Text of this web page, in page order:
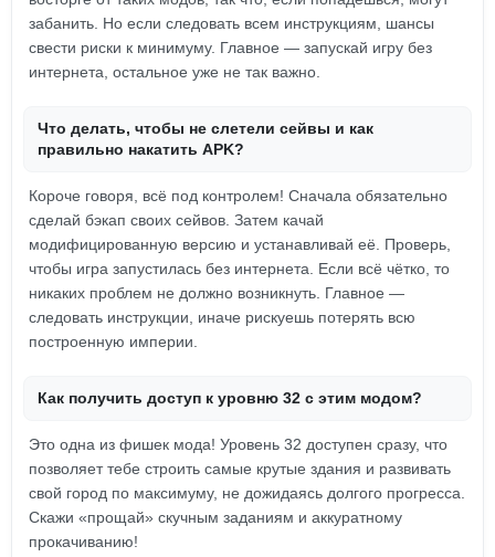
забанить. Но если следовать всем инструкциям, шансы
свести риски к минимуму. Главное — запускай игру без
интернета, остальное уже не так важно.
Что делать, чтобы не слетели сейвы и как
правильно накатить APK?
Короче говоря, всё под контролем! Сначала обязательно
сделай бэкап своих сейвов. Затем качай
модифицированную версию и устанавливай её. Проверь,
чтобы игра запустилась без интернета. Если всё чётко, то
никаких проблем не должно возникнуть. Главное —
следовать инструкции, иначе рискуешь потерять всю
построенную империи.
Как получить доступ к уровню 32 с этим модом?
Это одна из фишек мода! Уровень 32 доступен сразу, что
позволяет тебе строить самые крутые здания и развивать
свой город по максимуму, не дожидаясь долгого прогресса.
Скажи «прощай» скучным заданиям и аккуратному
прокачиванию!